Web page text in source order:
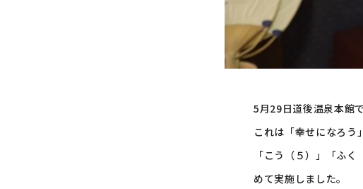
5月29日道後温泉本館
これは「幸せになろう
「こう（５）」「ふ
めて実施しました。